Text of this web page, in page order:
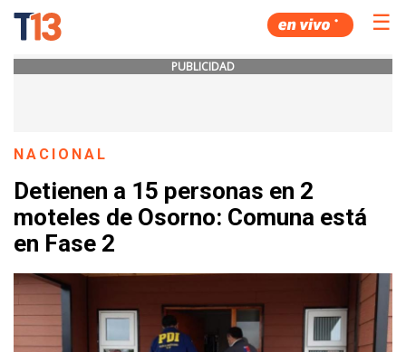
☰
PUBLICIDAD
NACIONAL
Detienen a 15 personas en 2
moteles de Osorno: Comuna está
en Fase 2